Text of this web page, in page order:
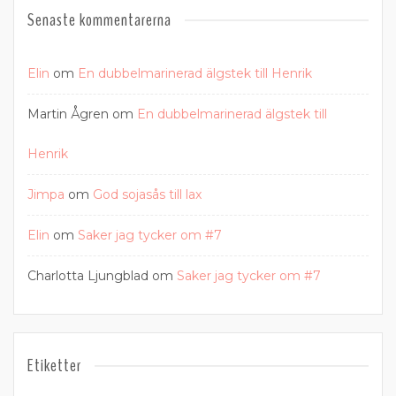
Senaste kommentarerna
Elin om En dubbelmarinerad älgstek till Henrik
Martin Ågren om En dubbelmarinerad älgstek till
Henrik
Jimpa om God sojasås till lax
Elin om Saker jag tycker om #7
Charlotta Ljungblad om Saker jag tycker om #7
Etiketter